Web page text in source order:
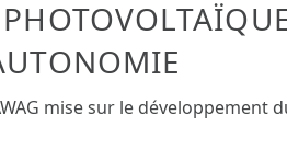
mise sur le développement